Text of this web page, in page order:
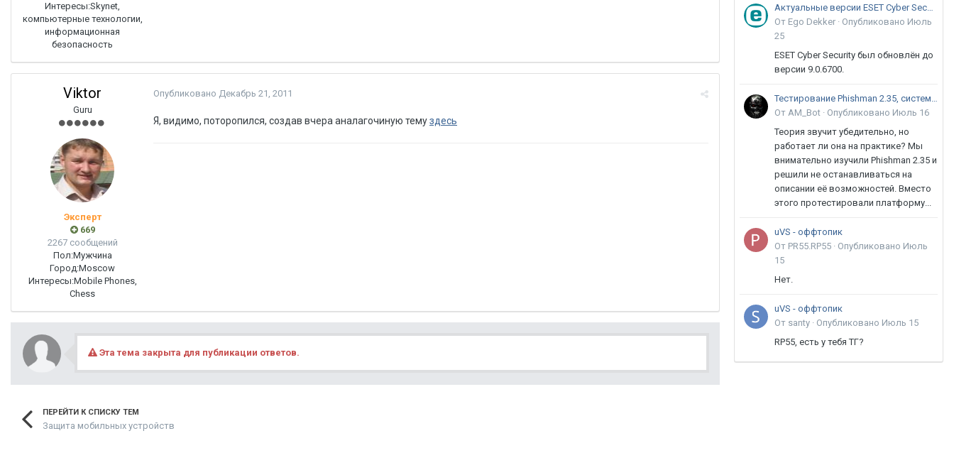
Интересы:Skynet,
компьютерные технологии,
информационная
безопасность
Viktor
Guru
Эксперт
669
2267 сообщений
Пол:Мужчина
Город:Moscow
Интересы:Mobile Phones,
Chess
Опубликовано Декабрь 21, 2011
Я, видимо, поторопился, создав вчера аналагочиную темуздесь
Эта тема закрыта для публикации ответов.
ПЕРЕЙТИ К СПИСКУ ТЕМ
Защита мобильных устройств
Актуальные версии ESET Cyber Security 9
От Ego Dekker · Опубликовано Июль
25
ESET Cyber Security был обновлён до
версии 9.0.6700.
Тестирование Phishman 2.35, системы повышения осведомлённости пользователей в сфере ИБ
От AM_Bot · Опубликовано Июль 16
Теория звучит убедительно, но
работает ли она на практике? Мы
внимательно изучили Phishman 2.35 и
решили не останавливаться на
описании её возможностей. Вместо
этого протестировали платформу...
uVS - оффтопик
От PR55.RP55 · Опубликовано Июль
15
Нет.
uVS - оффтопик
От santy · Опубликовано Июль 15
RP55, есть у тебя ТГ?